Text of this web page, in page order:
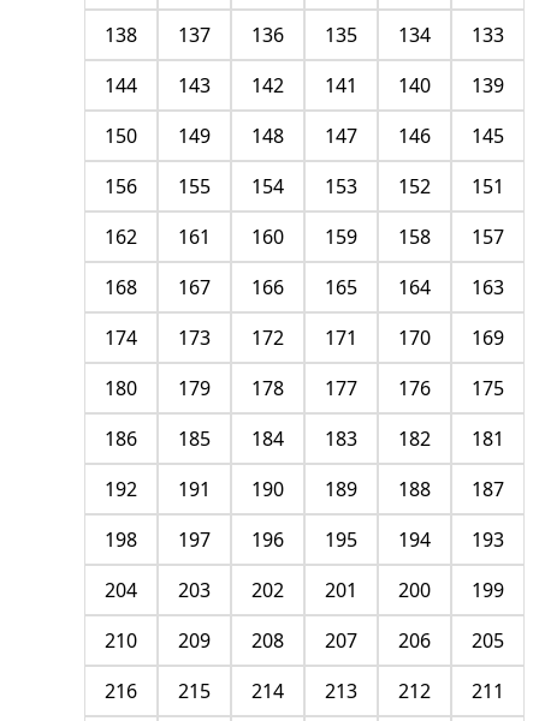
133
134
135
136
137
138
139
140
141
142
143
144
145
146
147
148
149
150
151
152
153
154
155
156
157
158
159
160
161
162
163
164
165
166
167
168
169
170
171
172
173
174
175
176
177
178
179
180
181
182
183
184
185
186
187
188
189
190
191
192
193
194
195
196
197
198
199
200
201
202
203
204
205
206
207
208
209
210
211
212
213
214
215
216